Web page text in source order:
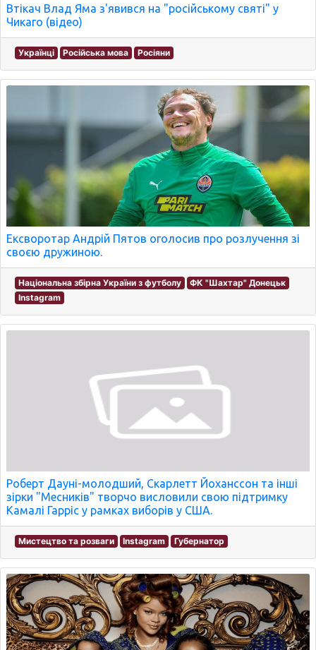
Втікач Влад Яма з'явився на "російському святі" у
Чикаго (відео)
Українці Російська мова Росіяни
Ексворотар Андрій Пятов оголосив про розлучення зі
своєю дружиною.
Національна збірна України з футболу
ФК "Шахтар" Донецьк
Instagram
Роберт Дауні-молодший, Скарлетт Йоханссон та інші
зірки "Месників" творчо висловили свою підтримку
Камалі Гарріс у рамках виборів у США.
Мистецтво та розваги Instagram Губернатор